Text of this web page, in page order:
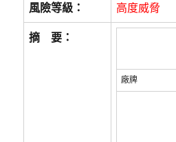
風險等級： 高度威脅
摘 要：
廠牌